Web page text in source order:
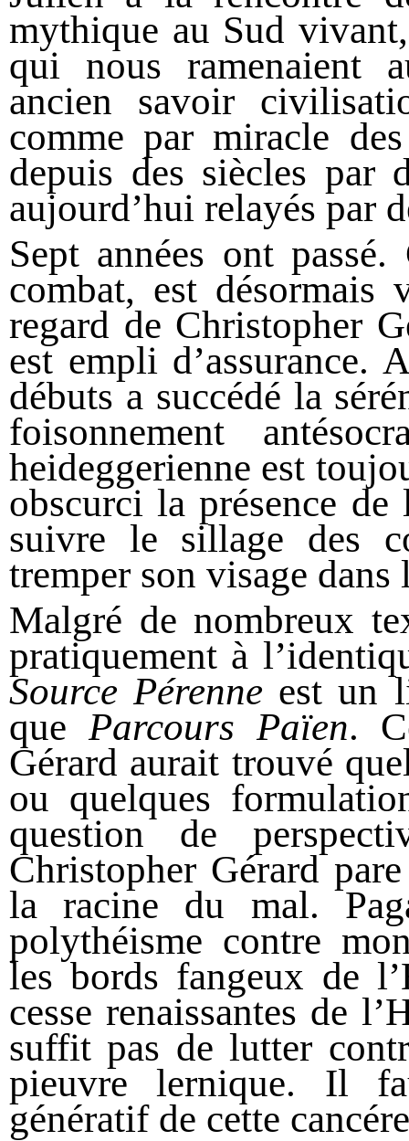
mythique au Sud
qui nous ramenaient
ancien savoir
comme par miracle des
depuis des siècles par
aujourd’hui relayés par
Sept années ont
combat, est
regard de Christopher
est empli d’assurance.
débuts a succédé la
foisonnement
heideggerienne est
obscurci la présence
suivre le sillage des
tremper son visage
Malgré de nombreux
pratiquement à
Source Pérenne est un
que Parcours Païen.
Gérard aurait trouvé
ou quelques
question de
Christopher Gérard
la racine du mal.
polythéisme contre
les bords fangeux de
cesse renaissantes de
suffit pas de lutter
pieuvre lernique. Il
génératif de cette